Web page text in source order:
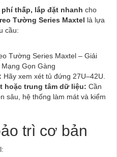
thấp, lắp đặt nhanh cho
Tường Series Maxtel là lựa
cầu:
Tường Series Maxtel – Giải
Gọn Gàng
Hãy xem xét tủ đứng 27U–42U.
hoặc trung tâm dữ liệu: Cần
sâu, hệ thống làm mát và kiểm
trì cơ bản